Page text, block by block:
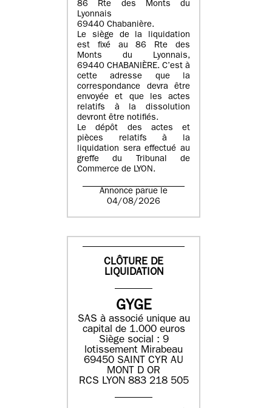
86 Rte des Monts du
Lyonnais
69440 Chabanière.
Le siège de la liquidation
est fixé au 86 Rte des
Monts du Lyonnais,
69440 CHABANIÈRE. C’est à
cette adresse que la
correspondance devra être
envoyée et que les actes
relatifs à la dissolution
devront être notifiés.
Le dépôt des actes et
pièces relatifs à la
liquidation sera effectué au
greffe du Tribunal de
Commerce de LYON.
Annonce parue le
04/08/2026
CLÔTURE DE
LIQUIDATION
GYGE
SAS à associé unique au
capital de 1.000 euros
Siège social : 9
lotissement Mirabeau
69450 SAINT CYR AU
MONT D OR
RCS LYON 883 218 505